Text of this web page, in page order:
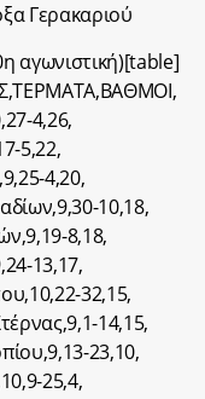
Γερακαριού
αγωνιστική)[table]
4,26,
5,22,
4,20,
10,18,
8,18,
13,17,
32,15,
14,15,
23,10,
25,4,